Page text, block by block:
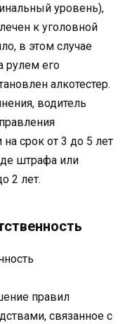
уровень),
к уголовной
в этом случае
рулем его
алкотестер.
водитель
срок от 3 до 5 лет
штрафа или
2 лет.
правил
связанное с